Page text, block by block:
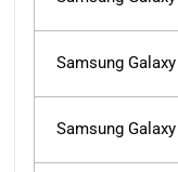
Samsung
Samsung